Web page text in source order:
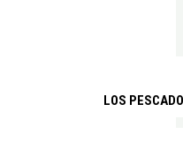
LOS